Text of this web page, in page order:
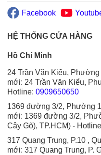
Facebook
HỆ THỐNG CỬA HÀNG
Hồ Chí Minh
24 Trần Văn Kiểu,
mới: 24 Trần Văn Kiểu,
Hotline: 0909650650
1369 đường 3/2, Phường
mới: 1369 đường 3/2,
Cây Gõ), TP.HCM) -
317 Quang Trung, P.10 ,
mới: 317 Quang Trung, P.